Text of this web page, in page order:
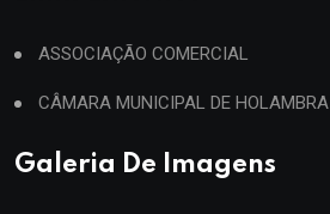
ASSOCIAÇÃO COMERCIAL
CÂMARA MUNICIPAL DE HOLAMBRA
Galeria De Imagens